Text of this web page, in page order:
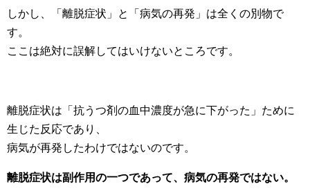
しかし、「離脱症状」と「病気の再発」は全くの別物で
す。
ここは絶対に誤解してはいけないところです。
離脱症状は「抗うつ剤の血中濃度が急に下がった」ために
生じた反応であり、
病気が再発したわけではないのです。
離脱症状は副作用の一つであって、病気の再発ではない。